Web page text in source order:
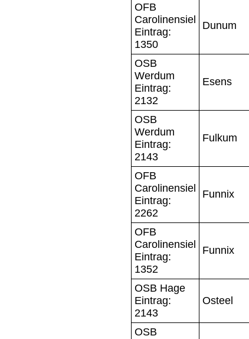
OFB
Carolinensiel
Eintrag:
1350
Dunum
OSB
Werdum
Eintrag:
2132
Esens
OSB
Werdum
Eintrag:
2143
Fulkum
OFB
Carolinensiel
Eintrag:
2262
Funnix
OFB
Carolinensiel
Eintrag:
1352
Funnix
OSB Hage
Eintrag:
2143
Osteel
OSB